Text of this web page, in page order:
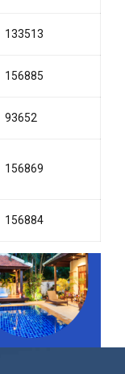
133513
156885
93652
156869
156884